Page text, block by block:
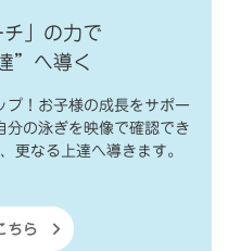
」の力で
”へ導く
プ！お子様の成長をサポー
分の泳ぎを映像で確認でき
更なる上達へ導きます。
ちら